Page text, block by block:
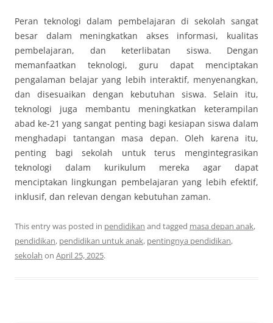
Peran teknologi dalam pembelajaran di sekolah sangat
besar dalam meningkatkan akses informasi, kualitas
pembelajaran, dan keterlibatan siswa. Dengan
memanfaatkan teknologi, guru dapat menciptakan
pengalaman belajar yang lebih interaktif, menyenangkan,
dan disesuaikan dengan kebutuhan siswa. Selain itu,
teknologi juga membantu meningkatkan keterampilan
abad ke-21 yang sangat penting bagi kesiapan siswa dalam
menghadapi tantangan masa depan. Oleh karena itu,
penting bagi sekolah untuk terus mengintegrasikan
teknologi dalam kurikulum mereka agar dapat
menciptakan lingkungan pembelajaran yang lebih efektif,
inklusif, dan relevan dengan kebutuhan zaman.
This entry was posted in pendidikan and tagged masa depan anak,
pendidikan, pendidikan untuk anak, pentingnya pendidikan,
sekolah on April 25, 2025.